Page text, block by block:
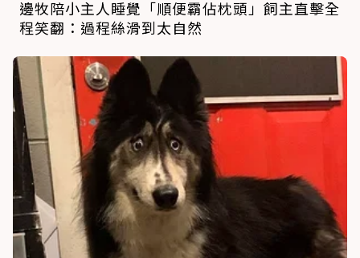
邊牧陪小主人睡覺「順便霸佔枕頭」飼主直擊全
程笑翻：過程絲滑到太自然